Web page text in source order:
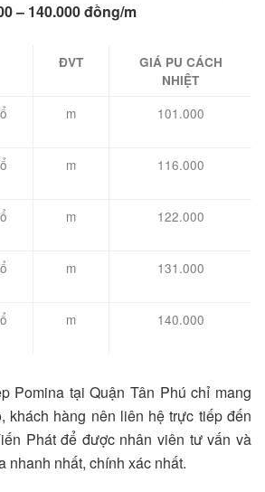
– 140.000 đồng/m
ĐVT
GIÁ PU CÁCH
NHIỆT
m 101.000
m 116.000
m 122.000
m 131.000
m 140.000
Pomina tại Quận Tân Phú chỉ mang
khách hàng nên liên hệ trực tiếp đến
Phát để được nhân viên tư vấn và
nhanh nhất, chính xác nhất.